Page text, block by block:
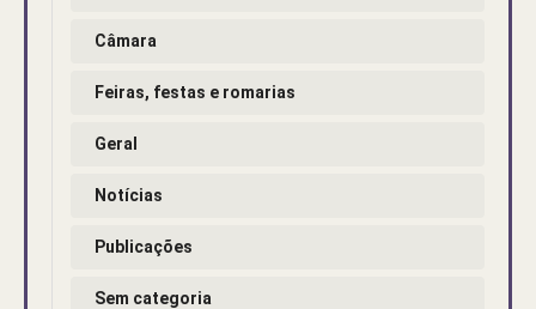
Câmara
Feiras, festas e romarias
Geral
Notícias
Publicações
Sem categoria